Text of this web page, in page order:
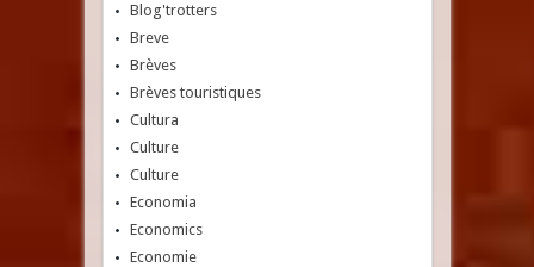
Blog'trotters
Breve
Brèves
Brèves touristiques
Cultura
Culture
Culture
Economia
Economics
Economie